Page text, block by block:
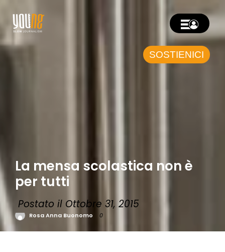
SOSTIENICI
La mensa scolastica non è
per tutti
Postato il Ottobre 31, 2015
Rosa Anna Buonomo 0